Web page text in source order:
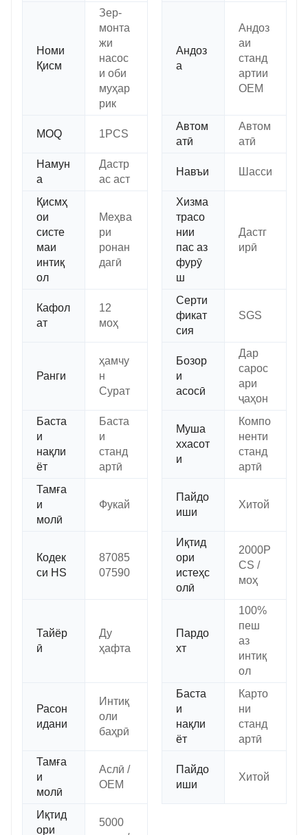
Номи
Қисм
Зер-
монта
жи
насос
и оби
муҳар
рик
Андоз
а
Андоз
аи
станд
артии
OEM
MOQ 1PCS
Автом
атӣ
Автом
атӣ
Намун
а
Дастр
ас аст
Навъи Шасси
Қисмҳ
ои
систе
маи
интиқ
ол
Меҳва
ри
ронан
дагӣ
Хизма
трасо
нии
пас аз
фурӯ
ш
Дастг
ирӣ
Кафол
ат
12
моҳ
Серти
фикат
сия
SGS
Ранги
ҳамчу
н
Сурат
Бозор
и
асосӣ
Дар
сарос
ари
ҷаҳон
Баста
и
нақли
ёт
Баста
и
станд
артӣ
Муша
ххасот
и
Компо
ненти
станд
артӣ
Тамға
и
молӣ
Фукай
Пайдо
иши
Хитой
Кодек
си HS
87085
07590
Иқтид
ори
истеҳс
олӣ
2000P
CS /
моҳ
Тайёр
ӣ
Ду
ҳафта
Пардо
хт
100%
пеш
аз
интиқ
ол
Расон
идани
Интиқ
оли
баҳрӣ
Баста
и
нақли
ёт
Карто
ни
станд
артӣ
Тамға
и
молӣ
Аслӣ /
OEM
Пайдо
иши
Хитой
Иқтид
ори
5000